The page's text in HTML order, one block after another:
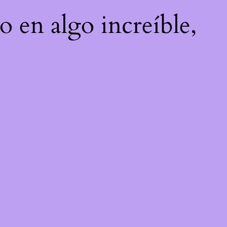
en algo increíble,